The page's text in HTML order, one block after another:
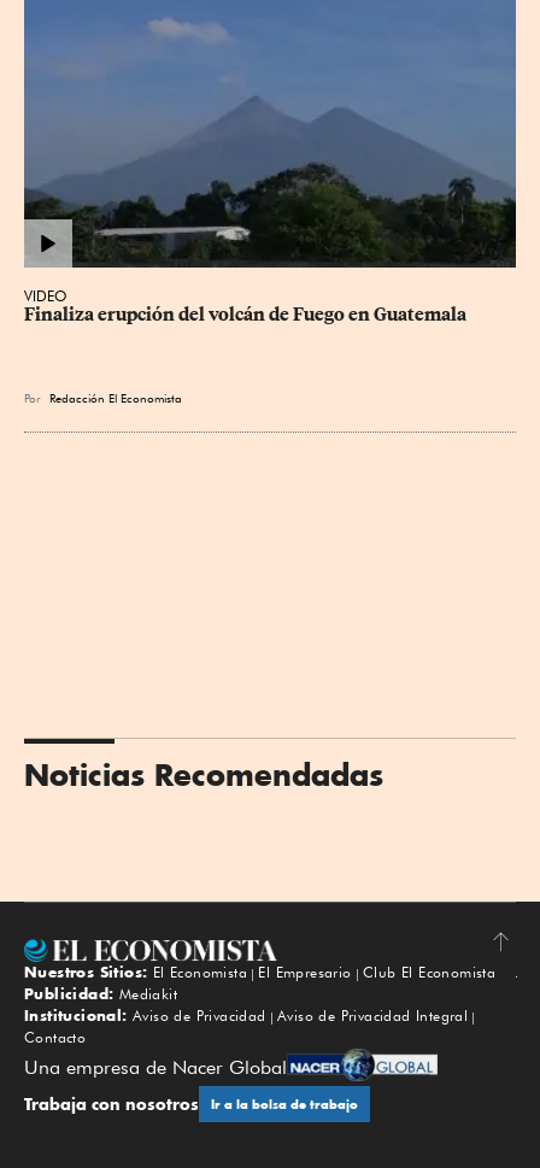
VIDEO
Finaliza erupción del volcán de Fuego en Guatemala
Por Redacción El Economista
Noticias Recomendadas
Subir
Nuestros Sitios: El Economista El Empresario
Club El Economista
Publicidad: Mediakit
Institucional: Aviso de Privacidad
Aviso de Privacidad Integral
Contacto
Una empresa de Nacer Global
Trabaja con nosotros Ir a la bolsa de trabajo